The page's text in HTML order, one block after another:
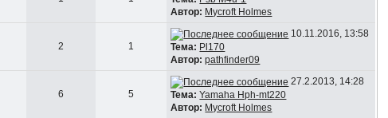
Автор: Mycroft Holmes
2 1
10.11.2016, 13:58
Тема: Pl170
Автор: pathfinder09
6 5
27.2.2013, 14:28
Тема: Yamaha Hph-mt220
Автор: Mycroft Holmes